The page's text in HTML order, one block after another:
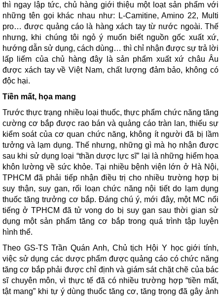
thì ngay lập tức, chủ hàng giới thiệu một loạt sản phẩm với
những tên gọi khác nhau như: L-Camitine, Amino 22, Multi
pro… được quảng cáo là hàng xách tay từ nước ngoài. Thế
nhưng, khi chúng tôi ngỏ ý muốn biết nguồn gốc xuất xứ,
hướng dẫn sử dụng, cách dùng… thì chỉ nhận được sự trả lời
lấp liếm của chủ hàng đây là sản phẩm xuất xứ châu Âu
được xách tay về Việt Nam, chất lượng đảm bảo, không có
độc hại.
Tiền mất, họa mang
Trước thực trạng nhiều loại thuốc, thực phẩm chức năng tăng
cường cơ bắp được rao bán và quảng cáo tràn lan, thiếu sự
kiểm soát của cơ quan chức năng, không ít người đã bị lầm
tưởng và lạm dụng. Thế nhưng, những gì mà họ nhận được
sau khi sử dụng loại “thần dược lực sĩ” lại là những hiểm họa
khôn lường về sức khỏe. Tại nhiều bệnh viện lớn ở Hà Nội,
TPHCM đã phải tiếp nhận điều trị cho nhiều trường hợp bị
suy thận, suy gan, rối loạn chức năng nội tiết do lạm dụng
thuốc tăng trưởng cơ bắp. Đáng chú ý, mới đây, một MC nổi
tiếng ở TPHCM đã tử vong do bị suy gan sau thời gian sử
dụng một sản phẩm tăng cơ bắp trong quá trình tập luyện
hình thể.
Theo GS-TS Trần Quán Anh, Chủ tịch Hội Y học giới tính,
việc sử dụng các dược phẩm được quảng cáo có chức năng
tăng cơ bắp phải được chỉ định và giám sát chặt chẽ của bác
sĩ chuyên môn, vì thực tế đã có nhiều trường hợp “tiền mất,
tật mang” khi tự ý dùng thuốc tăng cơ, tăng trọng đã gây ảnh